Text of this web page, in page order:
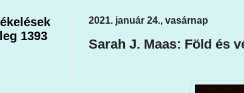
2021. január 24., vasárnap
Sarah J. Maas: Föld és
1393